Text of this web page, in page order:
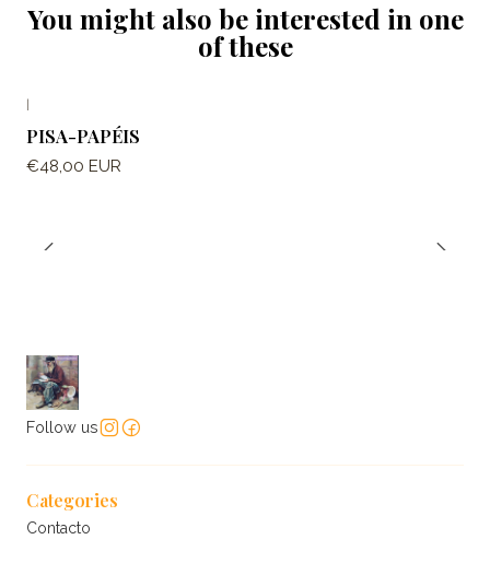
You might also be interested in one
of these
PISA-PAPÉIS
€48,00 EUR
Follow us
Categories
Contacto